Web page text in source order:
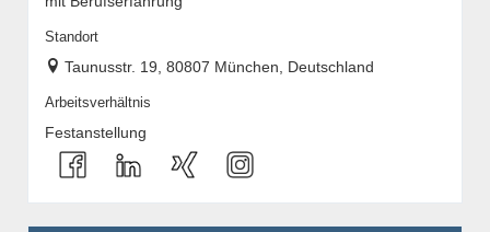
Standort
Taunusstr. 19, 80807 München, Deutschland
Arbeitsverhältnis
Festanstellung